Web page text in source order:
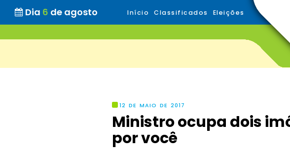
Dia 6 de agosto Início Classificados Eleições
12 DE MAIO DE 2017
Ministro ocupa dois
por você